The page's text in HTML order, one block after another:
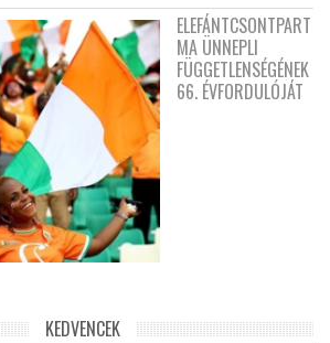
ELEFÁNTCSONTPART
MA ÜNNEPLI
FÜGGETLENSÉGÉNEK
66. ÉVFORDULÓJÁT
KEDVENCEK